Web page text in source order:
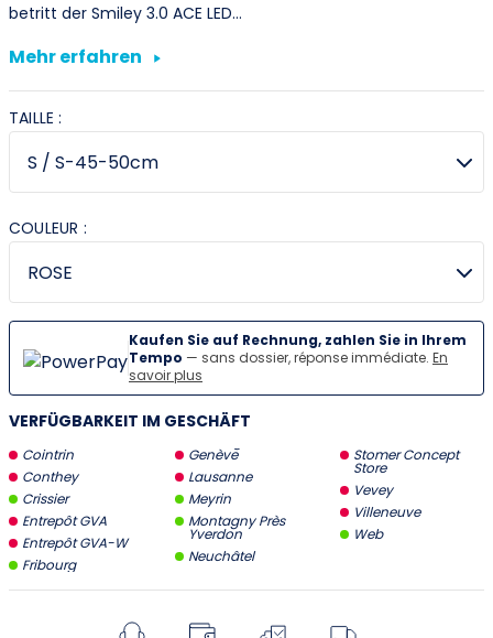
betritt der Smiley 3.0 ACE LED…
Mehr erfahren
TAILLE :
COULEUR :
Kaufen Sie auf Rechnung, zahlen Sie in Ihrem
Tempo — sans dossier, réponse immédiate. En
savoir plus
VERFÜGBARKEIT IM GESCHÄFT
Cointrin
Conthey
Crissier
Entrepôt GVA
Entrepôt GVA-W
Fribourg
Genève
Lausanne
Meyrin
Montagny Près
Yverdon
Neuchâtel
Stomer Concept
Store
Vevey
Villeneuve
Web